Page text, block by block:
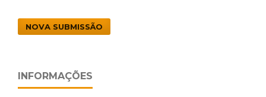
NOVA SUBMISSÃO
INFORMAÇÕES